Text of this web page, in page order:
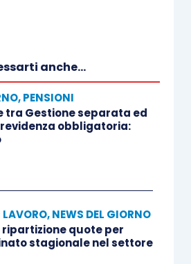
anche...
,PENSIONI
tra Gestione separata ed
obbligatoria:
,NEWS DEL GIORNO
quote per
stagionale nel settore